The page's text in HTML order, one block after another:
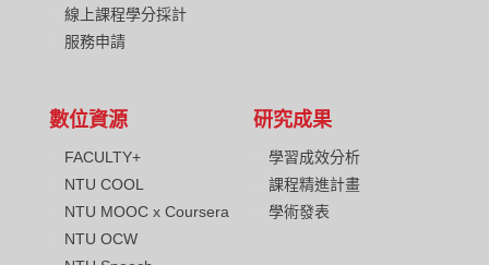
線上課程學分採計
服務申請
數位資源
FACULTY+
NTU COOL
NTU MOOC x Coursera
NTU OCW
研究成果
學習成效分析
課程精進計畫
學術發表